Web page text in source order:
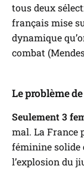
tous deux
français mise
dynamique
combat
Le problème
Seulement 3
mal. La France
féminine solide
l’explosion du